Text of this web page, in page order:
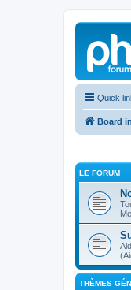
Quick
Board
LE FORUM
THÈMES